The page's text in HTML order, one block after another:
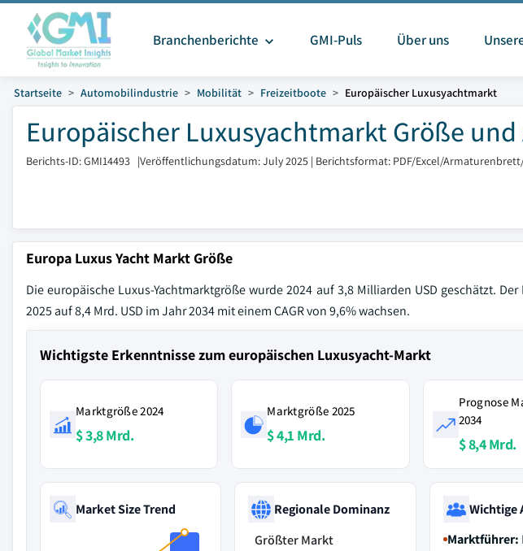
Branchenberichte GMI-Puls Über uns
Startseite Automobilindustrie Mobilität Freizeitboote Europäischer Luxusyachtmarkt
Europäischer Luxusyachtmarkt Größe und
Berichts-ID: GMI14493 |Veröffentlichungsdatum: July 2025 | Berichtsformat: PDF/Excel/
Europa Luxus Yacht Markt Größe
Die europäische Luxus-Yachtmarktgröße wurde 2024 auf 3,8 Milliarden USD geschätzt.
2025 auf 8,4 Mrd. USD im Jahr 2034 mit einem CAGR von 9,6% wachsen.
Wichtigste Erkenntnisse zum europäischen Luxusyacht-Markt
Marktgröße 2024
$ 3,8 Mrd.
Marktgröße 2025
$ 4,1 Mrd.
Prognose
2034
$ 8,4 Mrd.
Market Size Trend
Regionale Dominanz
Größter Markt
Wichtige
Marktführer: